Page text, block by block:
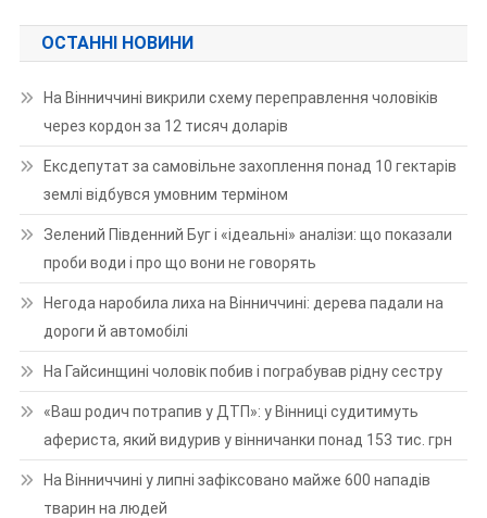
ОСТАННІ НОВИНИ
На Вінниччині викрили схему переправлення чоловіків
через кордон за 12 тисяч доларів
Ексдепутат за самовільне захоплення понад 10 гектарів
землі відбувся умовним терміном
Зелений Південний Буг і «ідеальні» аналізи: що показали
проби води і про що вони не говорять
Негода наробила лиха на Вінниччині: дерева падали на
дороги й автомобілі
На Гайсинщині чоловік побив і пограбував рідну сестру
«Ваш родич потрапив у ДТП»: у Вінниці судитимуть
афериста, який видурив у вінничанки понад 153 тис. грн
На Вінниччині у липні зафіксовано майже 600 нападів
тварин на людей